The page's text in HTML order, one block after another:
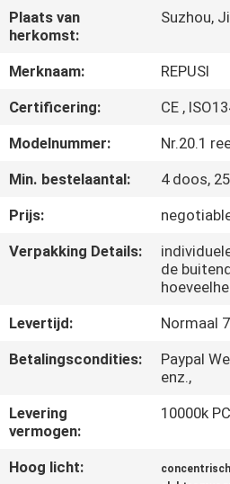
ONS
FABRIEKSREIS
CONTACTEER
ONS
VERZOEK
OM EEN
Plaats van
herkomst:
Suzhou,
Merknaam:
REPUSI
Certificering:
CE ,
Modelnummer:
Nr.20.1
Min. bestelaantal:
4 doos,
Prijs:
Verpakking Details:
de
Levertijd:
Normaal
Betalingscondities:
Paypal
enz.,
Levering
vermogen:
10000k
Hoog licht: